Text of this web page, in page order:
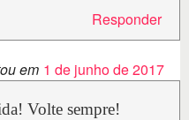
Responder
em 1 de junho de 2017
Volte sempre!